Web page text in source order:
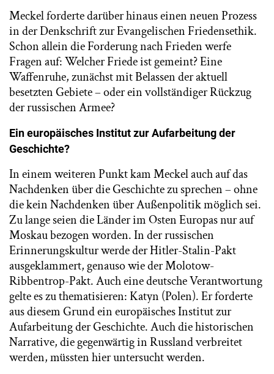
Meckel forderte darüber hinaus einen neuen Prozess
in der Denkschrift zur Evangelischen Friedensethik.
Schon allein die Forderung nach Frieden werfe
Fragen auf: Welcher Friede ist gemeint? Eine
Waffenruhe, zunächst mit Belassen der aktuell
besetzten Gebiete – oder ein vollständiger Rückzug
der russischen Armee?
Ein europäisches Institut zur Aufarbeitung der
Geschichte?
In einem weiteren Punkt kam Meckel auch auf das
Nachdenken über die Geschichte zu sprechen – ohne
die kein Nachdenken über Außenpolitik möglich sei.
Zu lange seien die Länder im Osten Europas nur auf
Moskau bezogen worden. In der russischen
Erinnerungskultur werde der Hitler-Stalin-Pakt
ausgeklammert, genauso wie der Molotow-
Ribbentrop-Pakt. Auch eine deutsche Verantwortung
gelte es zu thematisieren: Katyn (Polen). Er forderte
aus diesem Grund ein europäisches Institut zur
Aufarbeitung der Geschichte. Auch die historischen
Narrative, die gegenwärtig in Russland verbreitet
werden, müssten hier untersucht werden.